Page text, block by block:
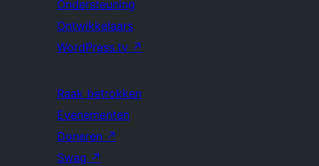
Ondersteuning
Ontwikkelaars
WordPress.tv ↗
Raak betrokken
Evenementen
Doneren ↗
Swag ↗